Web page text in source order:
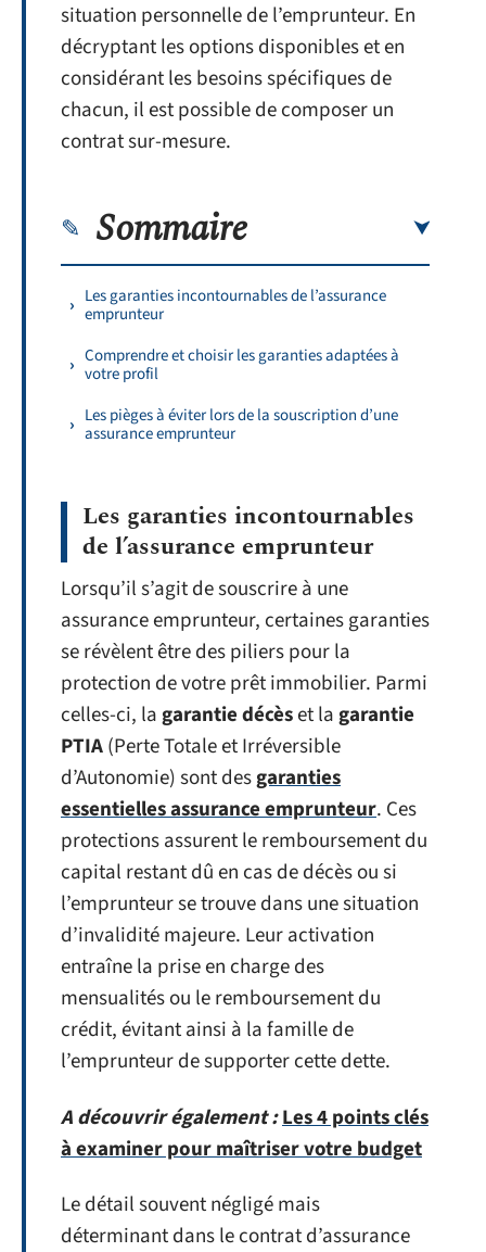
situation personnelle de l’emprunteur. En
décryptant les options disponibles et en
considérant les besoins spécifiques de
chacun, il est possible de composer un
contrat sur-mesure.
Sommaire
Les garanties incontournables de l’assurance
emprunteur
Comprendre et choisir les garanties adaptées à
votre profil
Les pièges à éviter lors de la souscription d’une
assurance emprunteur
Les garanties incontournables
de l’assurance emprunteur
Lorsqu’il s’agit de souscrire à une
assurance emprunteur, certaines garanties
se révèlent être des piliers pour la
protection de votre prêt immobilier. Parmi
celles-ci, lagarantie décèset lagarantie
PTIA(Perte Totale et Irréversible
d’Autonomie) sont desgaranties
essentielles assurance emprunteur. Ces
protections assurent le remboursement du
capital restant dû en cas de décès ou si
l’emprunteur se trouve dans une situation
d’invalidité majeure. Leur activation
entraîne la prise en charge des
mensualités ou le remboursement du
crédit, évitant ainsi à la famille de
l’emprunteur de supporter cette dette.
A découvrir également :Les 4 points clés
à examiner pour maîtriser votre budget
Le détail souvent négligé mais
déterminant dans le contrat d’assurance